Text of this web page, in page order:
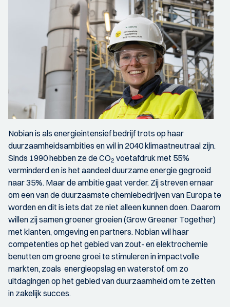
Nobian is als energieintensief bedrijf trots op haar
duurzaamheidsambities en wil in 2040 klimaatneutraal zijn.
Sinds 1990 hebben ze de CO2 voetafdruk met 55%
verminderd en is het aandeel duurzame energie gegroeid
naar 35%. Maar de ambitie gaat verder. Zij streven ernaar
om een van de duurzaamste chemiebedrijven van Europa te
worden en dit is iets dat ze niet alleen kunnen doen. Daarom
willen zij samen groener groeien (Grow Greener Together)
met klanten, omgeving en partners. Nobian wil haar
competenties op het gebied van zout- en elektrochemie
benutten om groene groei te stimuleren in impactvolle
markten, zoals energieopslag en waterstof, om zo
uitdagingen op het gebied van duurzaamheid om te zetten
in zakelijk succes.